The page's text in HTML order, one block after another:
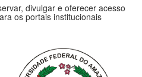
divulgar e oferecer acesso
os portais institucionais